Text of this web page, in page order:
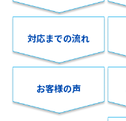
対応までの流れ
お客様の声